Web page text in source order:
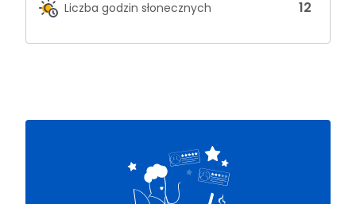
Liczba godzin słonecznych 12